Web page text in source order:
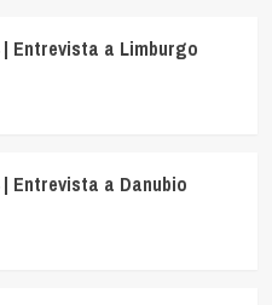
Entrevista a Limburgo
Entrevista a Danubio